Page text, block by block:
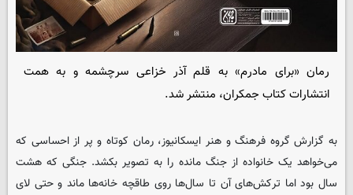
رمان «برای مادرم» به قلم آذر خزاعی سرچشمه و به همت
انتشارات کتاب جمکران، منتشر شد.
به گزارش گروه فرهنگ و هنر ایسکانیوز، رمان کوتاه و پر از احساسی که
می‌خواهد یک خانواده از جنگ مانده را به تصویر بکشد. جنگی که هشت
سال بود اما ترکش‌های آن تا سال‌ها روی طاقچه خانه‌ها ماند و حتی لای